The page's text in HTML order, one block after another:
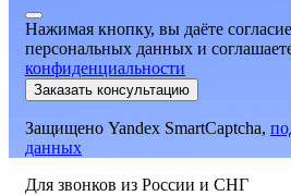
Нажимая кнопку, вы даёте
персональных данных и
конфиденциальности
Заказать консультацию
Защищено Yandex SmartCaptcha,
данных
Для звонков из России и СНГ